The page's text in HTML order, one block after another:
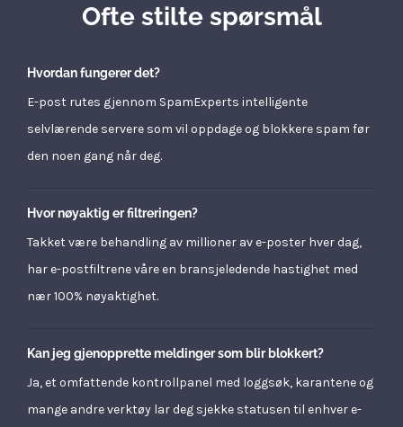
Ofte stilte spørsmål
Hvordan fungerer det?
E-post rutes gjennom SpamExperts intelligente
selvlærende servere som vil oppdage og blokkere spam før
den noen gang når deg.
Hvor nøyaktig er filtreringen?
Takket være behandling av millioner av e-poster hver dag,
har e-postfiltrene våre en bransjeledende hastighet med
nær 100% nøyaktighet.
Kan jeg gjenopprette meldinger som blir blokkert?
Ja, et omfattende kontrollpanel med loggsøk, karantene og
mange andre verktøy lar deg sjekke statusen til enhver e-